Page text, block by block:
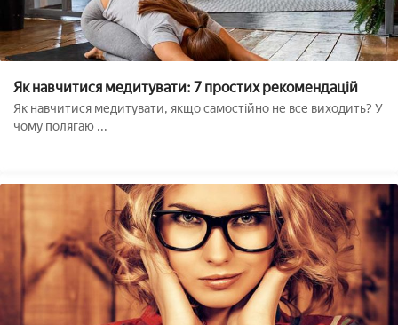
Як навчитися медитувати: 7 простих рекомендацій
Як навчитися медитувати, якщо самостійно не все виходить? У
чому полягаю ...